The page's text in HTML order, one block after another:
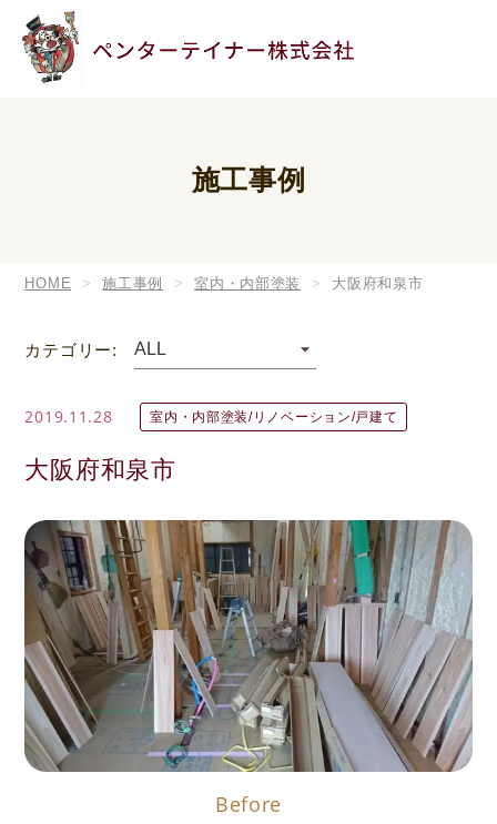
施工事例
HOME 施工事例 室内・内部塗装 大阪府和泉市
カテゴリー:
2019.11.28 室内・内部塗装/リノベーション/戸建て
大阪府和泉市
Before